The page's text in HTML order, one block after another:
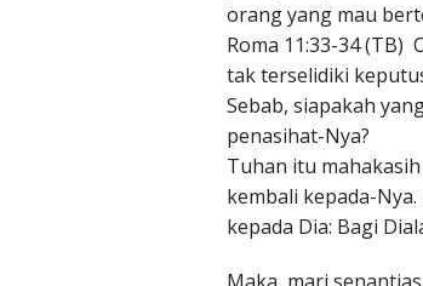
orang yang mau
Roma 11:33-34 (TB)
tak terselidiki
Sebab, siapakah
penasihat-Nya?
Tuhan itu
kembali kepada-
kepada Dia: Bagi